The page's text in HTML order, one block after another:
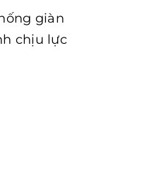
giàn
chịu lực